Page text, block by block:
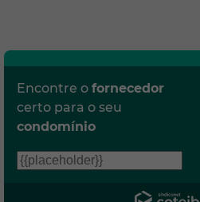
Encontre o fornecedor
certo para o seu
condomínio